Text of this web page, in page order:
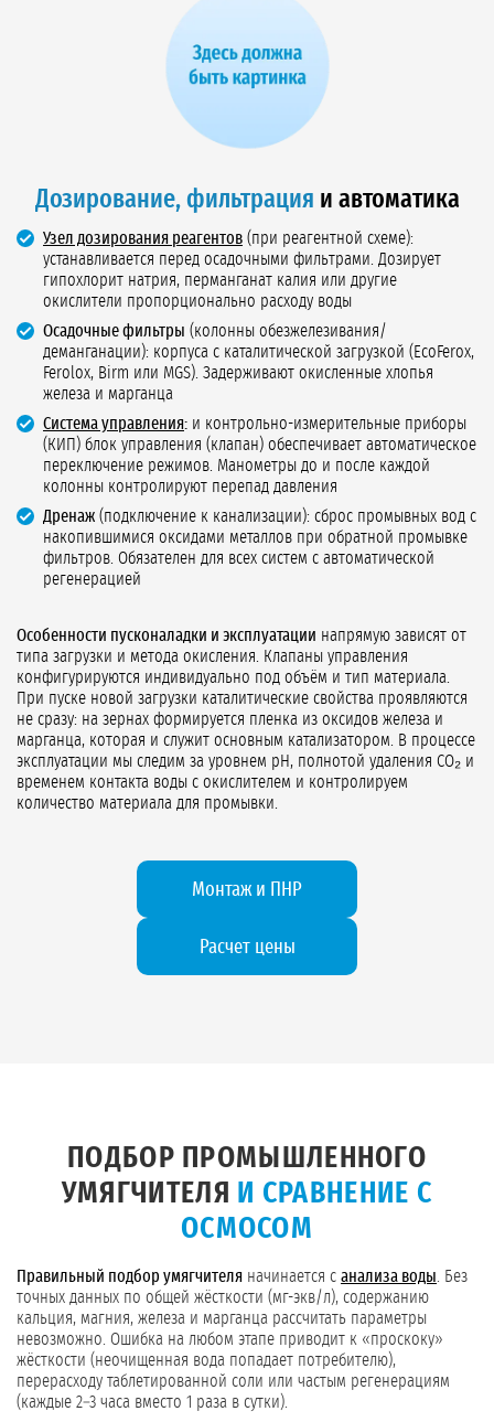
Дозирование, фильтрация и автоматика
Узел дозирования реагентов (при реагентной схеме):
устанавливается перед осадочными фильтрами. Дозирует
гипохлорит натрия, перманганат калия или другие
окислители пропорционально расходу воды
Осадочные фильтры (колонны обезжелезивания/
деманганации): корпуса с каталитической загрузкой (EcoFerox,
Ferolox, Birm или MGS). Задерживают окисленные хлопья
железа и марганца
Система управления: и контрольно-измерительные приборы
(КИП) блок управления (клапан) обеспечивает автоматическое
переключение режимов. Манометры до и после каждой
колонны контролируют перепад давления
Дренаж (подключение к канализации): сброс промывных вод с
накопившимися оксидами металлов при обратной промывке
фильтров. Обязателен для всех систем с автоматической
регенерацией
Особенности пусконаладки и эксплуатации напрямую зависят от
типа загрузки и метода окисления. Клапаны управления
конфигурируются индивидуально под объём и тип материала.
При пуске новой загрузки каталитические свойства проявляются
не сразу: на зернах формируется пленка из оксидов железа и
марганца, которая и служит основным катализатором. В процессе
эксплуатации мы следим за уровнем pH, полнотой удаления CO₂ и
временем контакта воды с окислителем и контролируем
количество материала для промывки.
Монтаж и ПНР
Расчет цены
ПОДБОР ПРОМЫШЛЕННОГО
УМЯГЧИТЕЛЯ И СРАВНЕНИЕ С
ОСМОСОМ
Правильный подбор умягчителя начинается с анализа воды . Без
точных данных по общей жёсткости (мг-экв/л), содержанию
кальция, магния, железа и марганца рассчитать параметры
невозможно. Ошибка на любом этапе приводит к «проскоку»
жёсткости (неочищенная вода попадает потребителю),
перерасходу таблетированной соли или частым регенерациям
(каждые 2–3 часа вместо 1 раза в сутки).